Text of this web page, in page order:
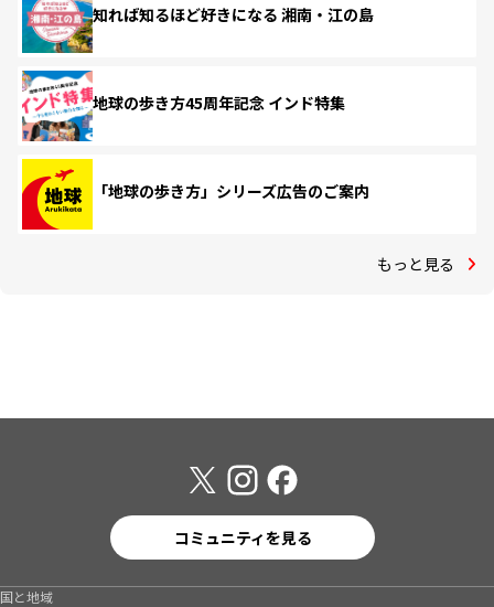
知れば知るほど好きになる 湘南・江の島
地球の歩き方45周年記念 インド特集
「地球の歩き方」シリーズ広告のご案内
もっと見る
コミュニティを見る
国と地域